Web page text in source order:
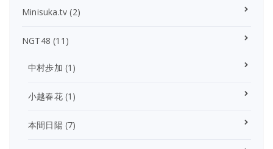
Minisuka.tv (2)
NGT48 (11)
中村歩加 (1)
小越春花(1)
本間日陽(7)